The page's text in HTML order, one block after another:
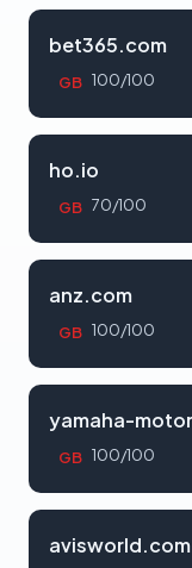
bet365.com
GB 100/100
ho.io
GB 70/100
anz.com
GB 100/100
yamaha-
GB 100/100
avisworld.com